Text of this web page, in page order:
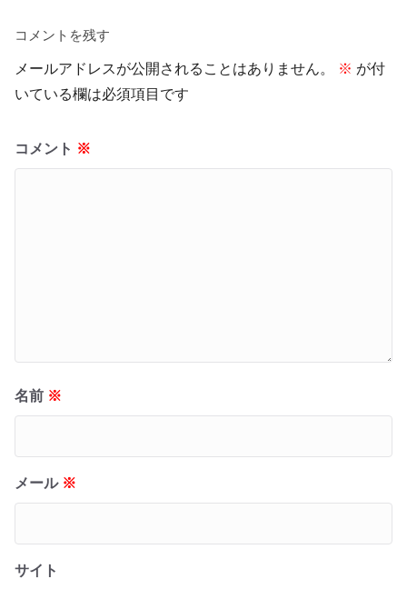
コメントを残す
メールアドレスが公開されることはありません。 ※ が付
いている欄は必須項目です
コメント ※
名前 ※
メール ※
サイト